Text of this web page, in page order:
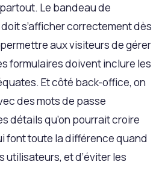
Le bandeau de
s’afficher correctement dès
permettre aux visiteurs de gérer
formulaires doivent inclure les
Et côté back-office, on
des mots de passe
détails qu’on pourrait croire
font toute la différence quand
utilisateurs, et d’éviter les